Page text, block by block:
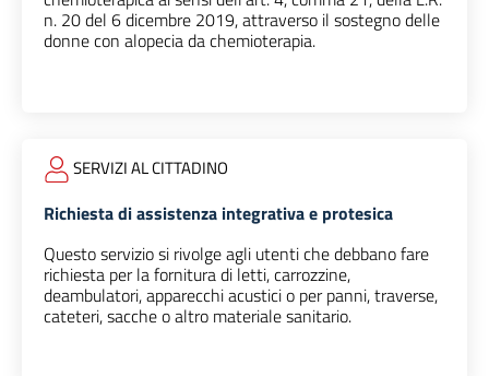
n. 20 del 6 dicembre 2019, attraverso il sostegno delle
donne con alopecia da chemioterapia.
SERVIZI AL CITTADINO
Richiesta di assistenza integrativa e protesica
Questo servizio si rivolge agli utenti che debbano fare
richiesta per la fornitura di letti, carrozzine,
deambulatori, apparecchi acustici o per panni, traverse,
cateteri, sacche o altro materiale sanitario.